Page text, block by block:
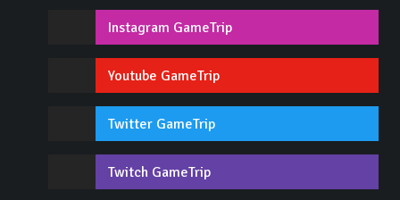
Instagram GameTrip
Youtube GameTrip
Twitter GameTrip
Twitch GameTrip